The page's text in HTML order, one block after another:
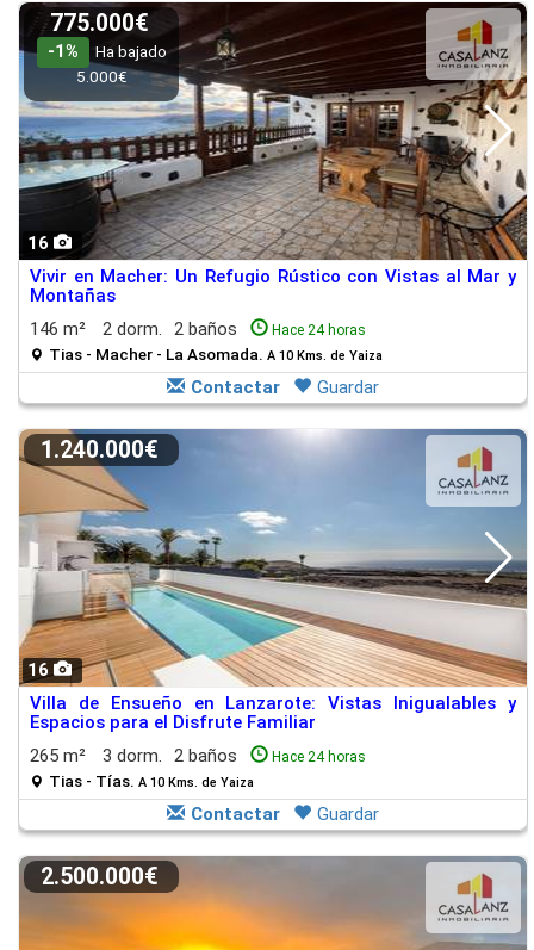
16
775.000€
-1%
Ha bajado
5.000€
Vivir en Macher: Un Refugio Rústico con Vistas al Mar y
Montañas
146 m²
2 dorm. 2 baños Hace 24 horas
Tias - Macher - La Asomada. A 10 Kms. de Yaiza
Contactar Guardar
16
1.240.000€
Villa de Ensueño en Lanzarote: Vistas Inigualables y
Espacios para el Disfrute Familiar
265 m²
3 dorm. 2 baños Hace 24 horas
Tias - Tías. A 10 Kms. de Yaiza
Contactar Guardar
2.500.000€